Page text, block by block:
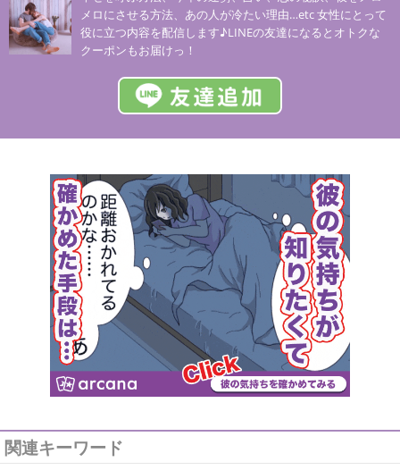
メロにさせる方法、あの人が冷たい理由…etc 女性にとって
役に立つ内容を配信します♪LINEの友達になるとオトクな
クーポンもお届けっ！
関連キーワード